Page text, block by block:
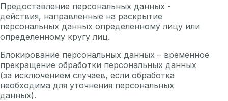
Предоставление персональных данных -
действия, направленные на раскрытие
персональных данных определенному лицу или
определенному кругу лиц.
Блокирование персональных данных – временное
прекращение обработки персональных данных
(за исключением случаев, если обработка
необходима для уточнения персональных
данных).